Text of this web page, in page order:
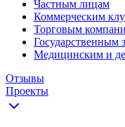
Частным лицам
Коммерческим
Торговым
Государственным
Медицинским и
Отзывы
Проекты